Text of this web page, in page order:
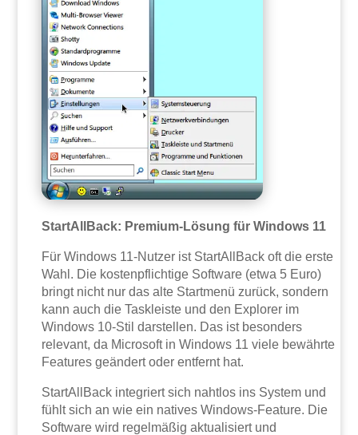
StartAllBack: Premium-Lösung für Windows 11
Für Windows 11-Nutzer ist StartAllBack oft die erste
Wahl. Die kostenpflichtige Software (etwa 5 Euro)
bringt nicht nur das alte Startmenü zurück, sondern
kann auch die Taskleiste und den Explorer im
Windows 10-Stil darstellen. Das ist besonders
relevant, da Microsoft in Windows 11 viele bewährte
Features geändert oder entfernt hat.
StartAllBack integriert sich nahtlos ins System und
fühlt sich an wie ein natives Windows-Feature. Die
Software wird regelmäßig aktualisiert und